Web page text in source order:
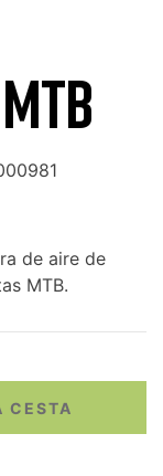
de aire de
MTB.
CESTA